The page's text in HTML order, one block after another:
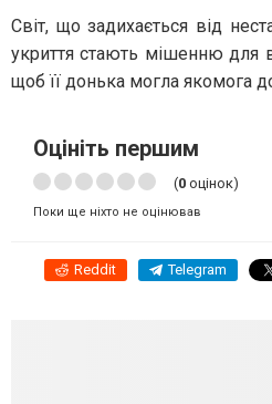
Світ, що задихається від
укриття стають мішенню для
щоб її донька могла якомога
Оцініть першим
(0 оцінок)
Поки ще ніхто не оцінював
Reddit Telegram